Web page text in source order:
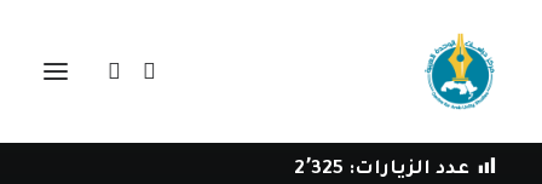
فيدراسات
عدد الزيارات: 2٬325